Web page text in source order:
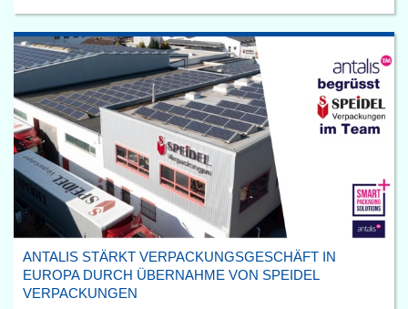
ANTALIS STÄRKT VERPACKUNGSGESCHÄFT IN
EUROPA DURCH ÜBERNAHME VON SPEIDEL
VERPACKUNGEN